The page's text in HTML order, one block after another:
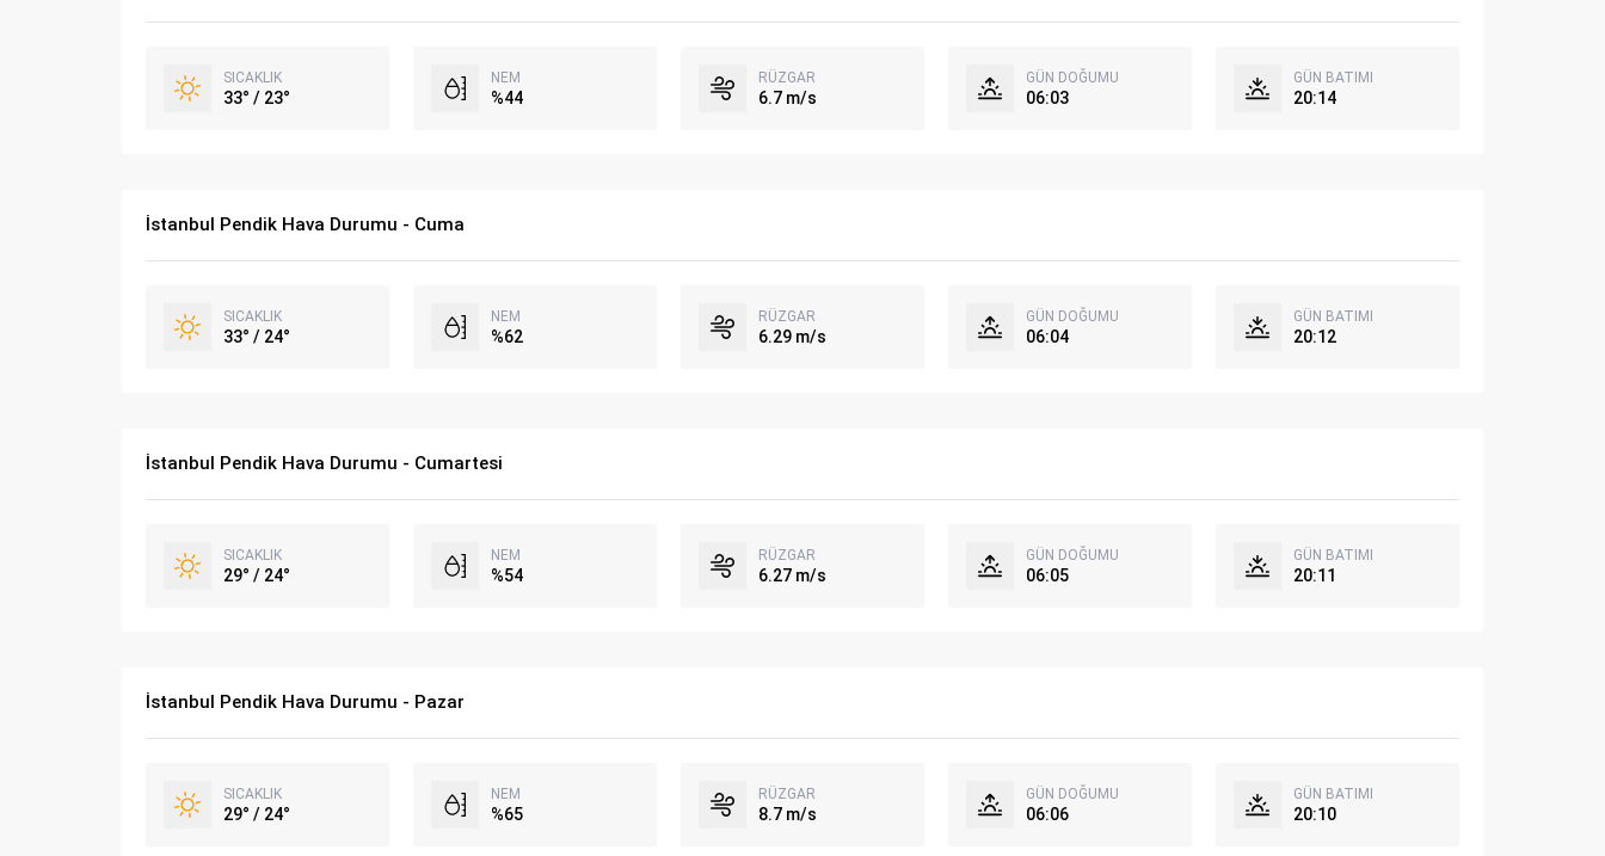
SICAKLIK
33° / 23°
NEM
%44
RÜZGAR
6.7 m/s
GÜN DOĞUMU
06:03
GÜN BATIMI
20:14
İstanbul Pendik Hava Durumu - Cuma
SICAKLIK
33° / 24°
NEM
%62
RÜZGAR
6.29 m/s
GÜN DOĞUMU
06:04
GÜN BATIMI
20:12
İstanbul Pendik Hava Durumu - Cumartesi
SICAKLIK
29° / 24°
NEM
%54
RÜZGAR
6.27 m/s
GÜN DOĞUMU
06:05
GÜN BATIMI
20:11
İstanbul Pendik Hava Durumu - Pazar
SICAKLIK
29° / 24°
NEM
%65
RÜZGAR
8.7 m/s
GÜN DOĞUMU
06:06
GÜN BATIMI
20:10